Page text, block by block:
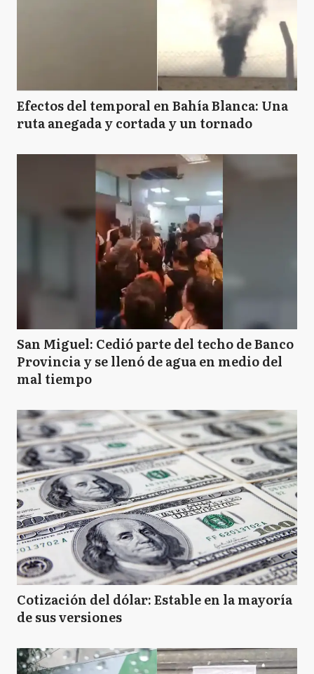
Efectos del temporal en Bahía Blanca: Una
ruta anegada y cortada y un tornado
San Miguel: Cedió parte del techo de Banco
Provincia y se llenó de agua en medio del
mal tiempo
Cotización del dólar: Estable en la mayoría
de sus versiones